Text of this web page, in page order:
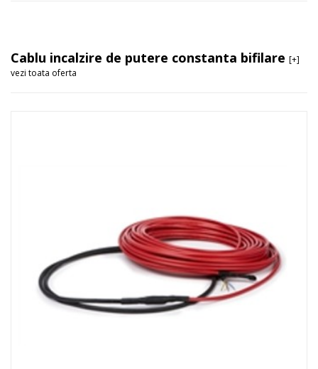
Cablu incalzire de putere constanta bifilare [+]
vezi toata oferta